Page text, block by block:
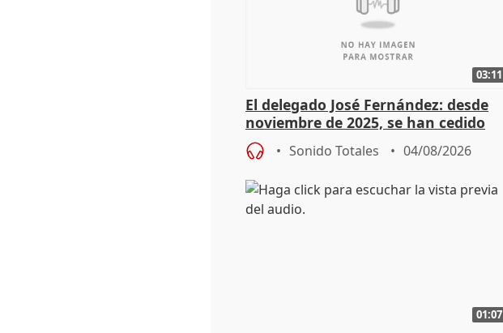
03:11
El delegado José Fernández: desde
noviembre de 2025, se han cedido
9.810 ayudas por nacimiento
Sonido Totales 04/08/2026
01:07